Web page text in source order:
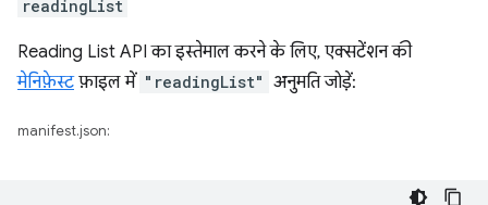
readingList
Reading List API का इस्तेमाल करने के लिए, एक्सटेंशन की
मेनिफ़ेस्टफ़ाइल में "readingList" अनुमति जोड़ें:
manifest.json: